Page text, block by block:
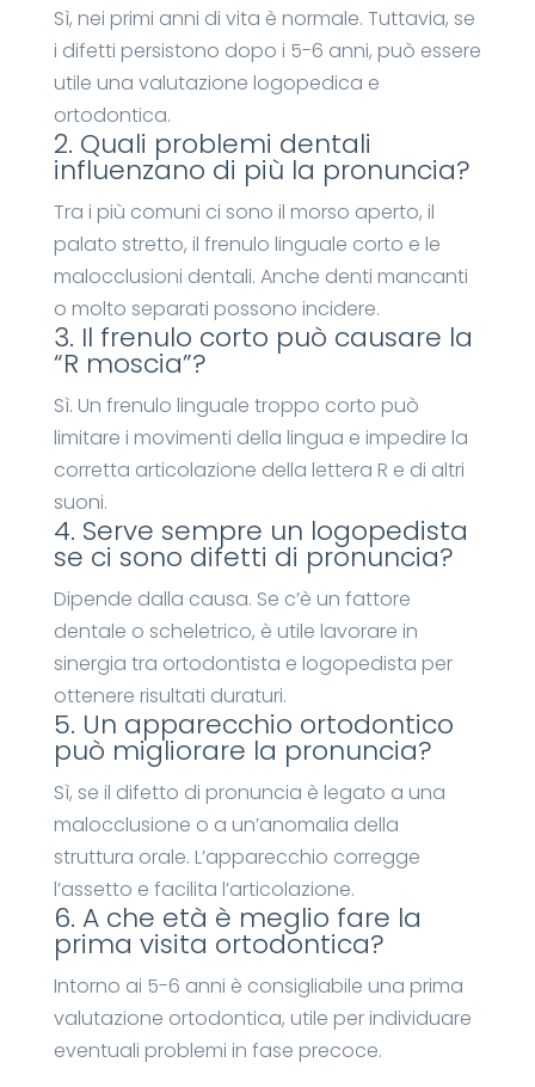
Sì, nei primi anni di vita è normale. Tuttavia, se
i difetti persistono dopo i 5-6 anni, può essere
utile una valutazione logopedica e
ortodontica.
2. Quali problemi dentali
influenzano di più la pronuncia?
Tra i più comuni ci sono il morso aperto, il
palato stretto, il frenulo linguale corto e le
malocclusioni dentali. Anche denti mancanti
o molto separati possono incidere.
3. Il frenulo corto può causare la
“R moscia”?
Sì. Un frenulo linguale troppo corto può
limitare i movimenti della lingua e impedire la
corretta articolazione della lettera R e di altri
suoni.
4. Serve sempre un logopedista
se ci sono difetti di pronuncia?
Dipende dalla causa. Se c’è un fattore
dentale o scheletrico, è utile lavorare in
sinergia tra ortodontista e logopedista per
ottenere risultati duraturi.
5. Un apparecchio ortodontico
può migliorare la pronuncia?
Sì, se il difetto di pronuncia è legato a una
malocclusione o a un’anomalia della
struttura orale. L’apparecchio corregge
l’assetto e facilita l’articolazione.
6. A che età è meglio fare la
prima visita ortodontica?
Intorno ai 5-6 anni è consigliabile una prima
valutazione ortodontica, utile per individuare
eventuali problemi in fase precoce.